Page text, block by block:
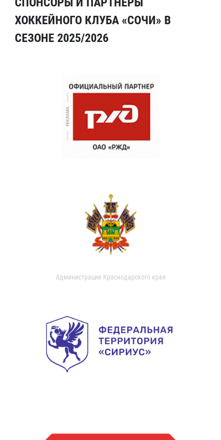
ХОККЕЙНОГО КЛУБА «СОЧИ» В
СЕЗОНЕ 2025/2026
Администрация Краснодарского края